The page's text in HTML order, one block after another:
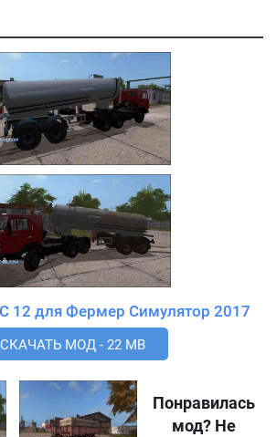
Скачать мод TC 12 для Фермер Симулятор 2017
СКАЧАТЬ МОД - 22 MB
Понравилась
мод? Не